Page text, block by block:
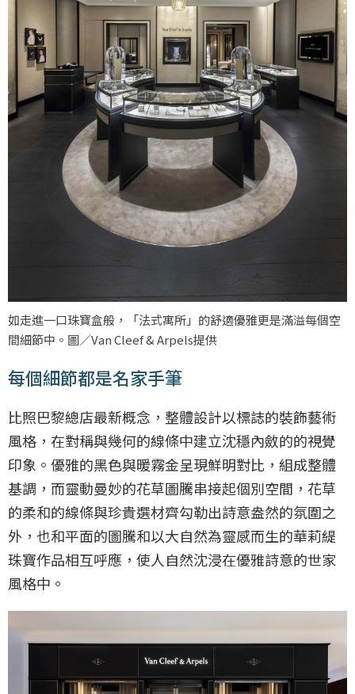
如走進一口珠寶盒般，「法式寓所」的舒適優雅更是滿溢每個空
間細節中。圖／Van Cleef & Arpels提供
每個細節都是名家手筆
比照巴黎總店最新概念，整體設計以標誌的裝飾藝術
風格，在對稱與幾何的線條中建立沈穩內斂的的視覺
印象。優雅的黑色與暖霧金呈現鮮明對比，組成整體
基調，而靈動曼妙的花草圖騰串接起個別空間，花草
的柔和的線條與珍貴選材齊勾勒出詩意盎然的氛圍之
外，也和平面的圖騰和以大自然為靈感而生的華莉緹
珠寶作品相互呼應，使人自然沈浸在優雅詩意的世家
風格中。